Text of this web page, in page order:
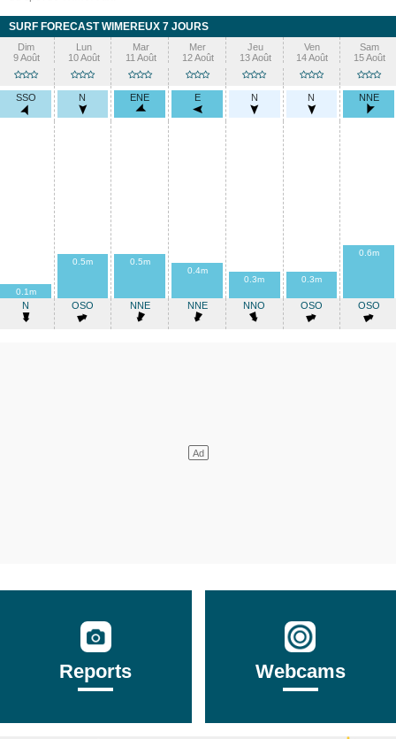
SURF FORECAST WIMEREUX 7 JOURS
Dim
9 Août
Lun
10 Août
Mar
11 Août
Mer
12 Août
Jeu
13 Août
Ven
14 Août
Sam
15 Août
SSO N ENE E N N NNE
0.1m
0.5m
0.5m
0.4m
0.3m
0.3m
0.6m
N OSO NNE NNE NNO OSO OSO
Reports Webcams